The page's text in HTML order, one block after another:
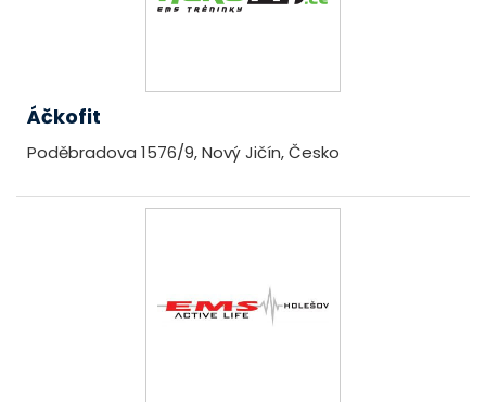
Áčkofit
Poděbradova 1576/9, Nový Jičín, Česko